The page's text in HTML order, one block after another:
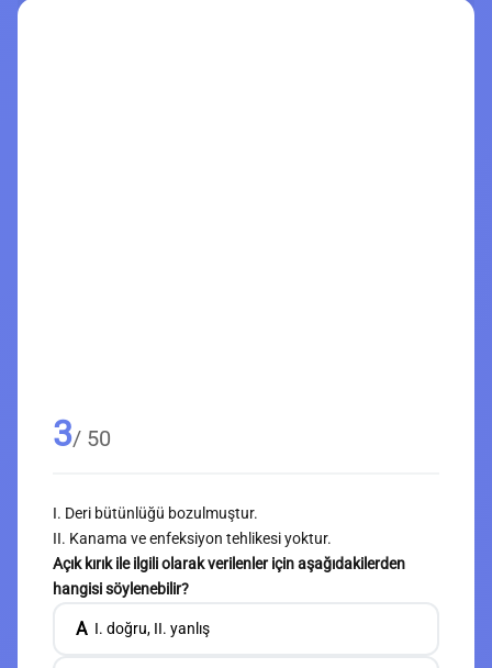
3/ 50
I. Deri bütünlüğü bozulmuştur.
II. Kanama ve enfeksiyon tehlikesi yoktur.
Açık kırık ile ilgili olarak verilenler için aşağıdakilerden
hangisi söylenebilir?
A I. doğru, II. yanlış